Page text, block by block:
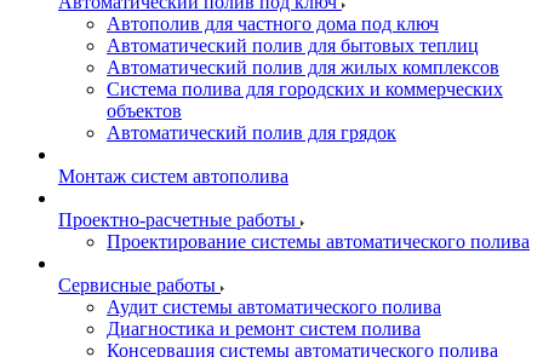
Автополив для частного дома под ключ
Автоматический полив для бытовых теплиц
Автоматический полив для жилых комплексов
Система полива для городских и коммерческих
объектов
Автоматический полив для грядок
Монтаж систем автополива
Проектно-расчетные работы
Проектирование системы автоматического полива
Сервисные работы
Аудит системы автоматического полива
Диагностика и ремонт систем полива
Консервация системы автоматического полива